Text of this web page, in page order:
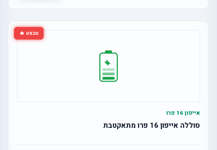
מבצע 🔥
אייפון 16 פרו
סוללה אייפון 16 פרו מתאקטבת